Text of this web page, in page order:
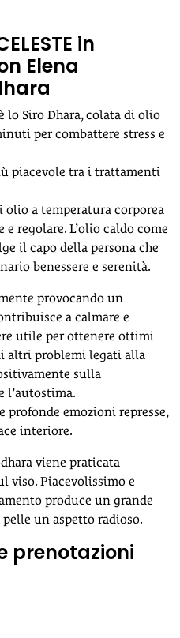
in
Elena
Siro Dhara, colata di olio
per combattere stress e
piacevole tra i trattamenti
olio a temperatura corporea
regolare. L’olio caldo come
il capo della persona che
benessere e serenità.
provocando un
a calmare e
utile per ottenere ottimi
altri problemi legati alla
sulla
l’autostima.
profonde emozioni represse,
interiore.
viene praticata
viso. Piacevolissimo e
produce un grande
un aspetto radioso.
prenotazioni